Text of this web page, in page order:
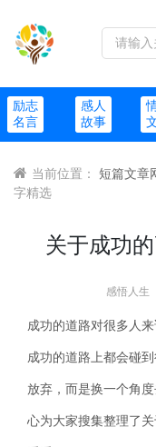
励志
名言
感人
故事
当前位置： 短篇文章
字精选
关于成功
感悟人生
成功的道路对很多人
成功的道路上都会碰
放弃，而是换一个角
心为大家搜集整理了